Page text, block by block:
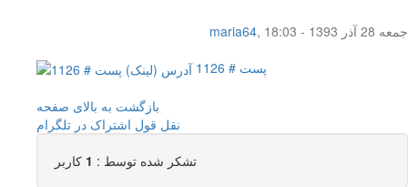
maria64,
جمعه 28 آذر 1393 - 18:03
پست # 1126
بازگشت به بالای صفحه
نقل قول اشتراک در تلگرام
تشکر شده توسط : 1 کاربر